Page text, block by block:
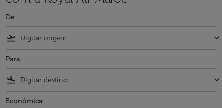
De
flight_takeoff keyboard_arrow_down
Para
flight_land keyboard_arrow_down
Econômica